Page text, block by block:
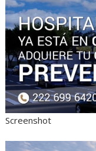
Screenshot